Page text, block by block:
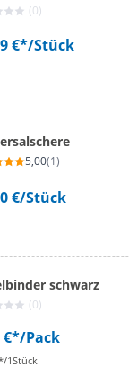
(0)
€*/Stück
5,00(1)
€/Stück
schwarz
(0)
€*/Pack
1Stück